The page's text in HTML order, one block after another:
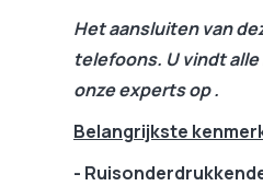
Het aansluiten van
telefoons. U vindt
onze experts op .
Belangrijkste
-